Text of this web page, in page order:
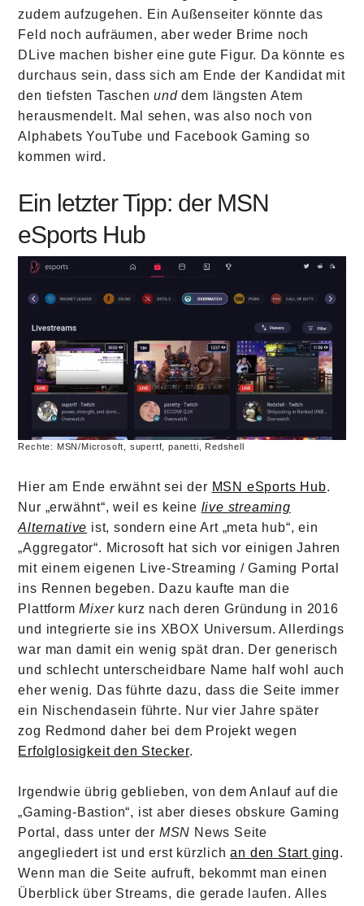
zudem aufzugehen. Ein Außenseiter könnte das
Feld noch aufräumen, aber weder Brime noch
DLive machen bisher eine gute Figur. Da könnte es
durchaus sein, dass sich am Ende der Kandidat mit
den tiefsten Taschenunddem längsten Atem
herausmendelt. Mal sehen, was also noch von
Alphabets YouTube und Facebook Gaming so
kommen wird.
Ein letzter Tipp: der MSN
eSports Hub
Rechte: MSN/Microsoft, supertf, panetti, Redshell
Hier am Ende erwähnt sei der MSN eSports Hub.
Nur „erwähnt“, weil es keine live streaming
Alternative ist, sondern eine Art „meta hub“, ein
„Aggregator“. Microsoft hat sich vor einigen Jahren
mit einem eigenen Live-Streaming / Gaming Portal
ins Rennen begeben. Dazu kaufte man die
PlattformMixerkurz nach deren Gründung in 2016
und integrierte sie ins XBOX Universum. Allerdings
war man damit ein wenig spät dran. Der generisch
und schlecht unterscheidbare Name half wohl auch
eher wenig. Das führte dazu, dass die Seite immer
ein Nischendasein führte. Nur vier Jahre später
zog Redmond daher bei dem Projekt wegen
Erfolglosigkeit den Stecker.
Irgendwie übrig geblieben, von dem Anlauf auf die
„Gaming-Bastion“, ist aber dieses obskure Gaming
Portal, dass unter der MSN News Seite
angegliedert ist und erst kürzlichan den Start ging.
Wenn man die Seite aufruft, bekommt man einen
Überblick über Streams, die gerade laufen. Alles